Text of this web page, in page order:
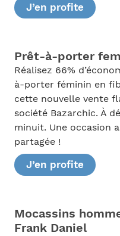
J’en profite
Prêt-à-porter
Réalisez 66%
à-porter féminin en
cette nouvelle vente
société Bazarchic. À
minuit. Une occasion
partagée !
J’en profite
Mocassins
Frank Daniel